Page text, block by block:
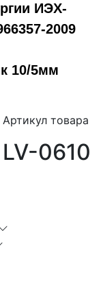
ИЭХ-
2009
10/5мм
Артикул товара
LV-0610